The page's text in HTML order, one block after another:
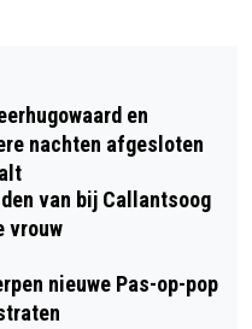
30.000 KILO
ALKMAAR:
en
nachten afgesloten
van bij Callantsoog
vrouw
nieuwe Pas-op-pop